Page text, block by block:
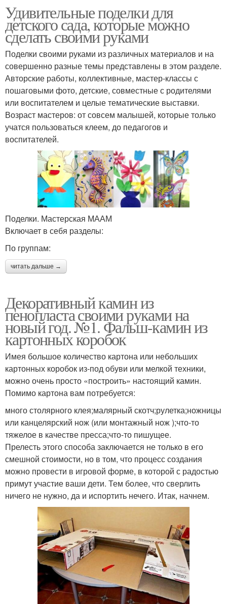
Удивительные поделки для
детского сада, которые можно
сделать своими руками
Поделки своими руками из различных материалов и на
совершенно разные темы представлены в этом разделе.
Авторские работы, коллективные, мастер-классы с
пошаговыми фото, детские, совместные с родителями
или воспитателем и целые тематические выставки.
Возраст мастеров: от совсем малышей, которые только
учатся пользоваться клеем, до педагогов и
воспитателей.
Поделки. Мастерская МААМ
Включает в себя разделы:
По группам:
читать дальше →
Декоративный камин из
пенопласта своими руками на
новый год. №1. Фальш-камин из
картонных коробок
Имея большое количество картона или небольших
картонных коробок из-под обуви или мелкой техники,
можно очень просто «построить» настоящий камин.
Помимо картона вам потребуется:
много столярного клея;малярный скотч;рулетка;ножницы
или канцелярский нож (или монтажный нож );что-то
тяжелое в качестве пресса;что-то пишущее.
Прелесть этого способа заключается не только в его
смешной стоимости, но в том, что процесс создания
можно провести в игровой форме, в которой с радостью
примут участие ваши дети. Тем более, что сверлить
ничего не нужно, да и испортить нечего. Итак, начнем.